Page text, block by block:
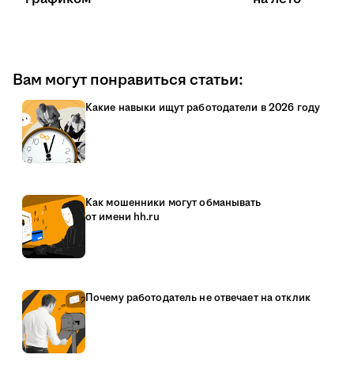
Вам могут понравиться статьи:
Какие навыки ищут работодатели в 2026 году
Как мошенники могут обманывать
от имени hh.ru
Почему работодатель не отвечает на отклик